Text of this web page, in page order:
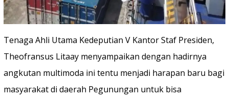
Tenaga Ahli Utama Kedeputian V Kantor Staf Presiden,
Theofransus Litaay menyampaikan dengan hadirnya
angkutan multimoda ini tentu menjadi harapan baru bagi
masyarakat di daerah Pegunungan untuk bisa